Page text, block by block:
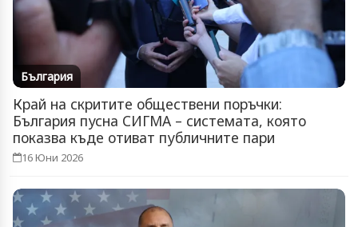
България
Край на скритите обществени поръчки:
България пусна СИГМА – системата, която
показва къде отиват публичните пари
16 Юни 2026